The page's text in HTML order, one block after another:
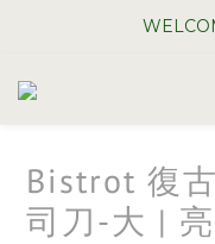
夏
Bistrot 復
司刀-大 |